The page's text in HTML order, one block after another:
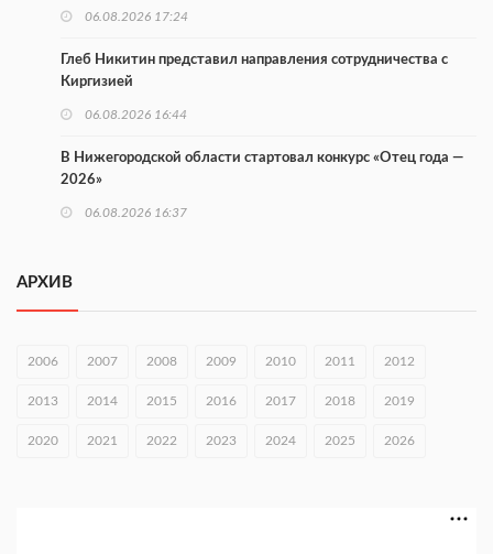
06.08.2026 17:24
Глеб Никитин представил направления сотрудничества с
Киргизией
06.08.2026 16:44
В Нижегородской области стартовал конкурс «Отец года —
2026»
06.08.2026 16:37
раза
АРХИВ
2006 2007 2008 2009 2010 2011 2012
2013 2014 2015 2016 2017 2018 2019
2020 2021 2022 2023 2024 2025 2026